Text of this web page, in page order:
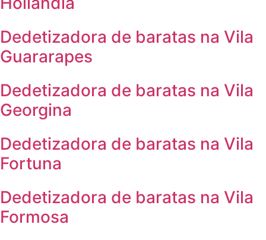
Dedetizadora de baratas na Vila
Guararapes
Dedetizadora de baratas na Vila
Georgina
Dedetizadora de baratas na Vila
Fortuna
Dedetizadora de baratas na Vila
Formosa